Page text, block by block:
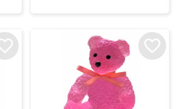
favorite_border